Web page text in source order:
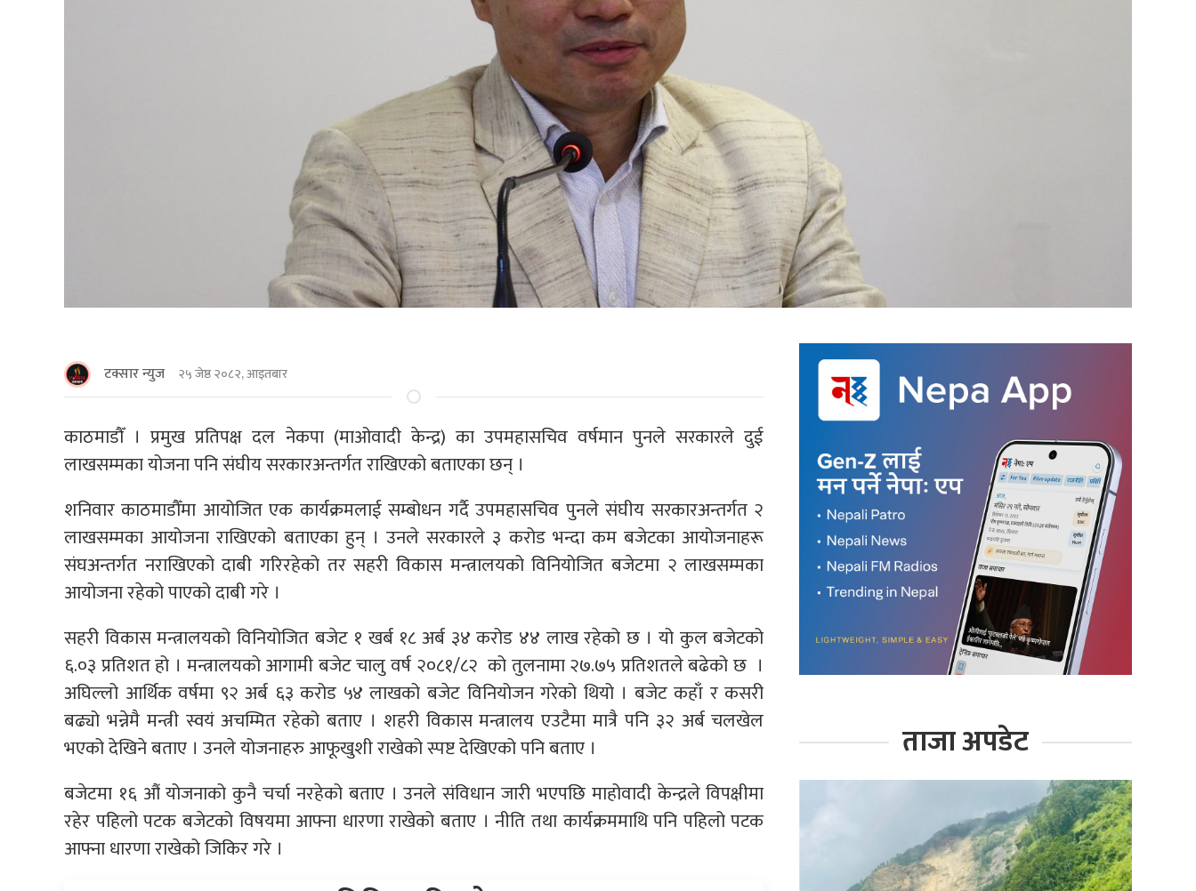
टक्सार न्युज २५ जेष्ठ २०८२, आइतबार
काठमाडाैँ । प्रमुख प्रतिपक्ष दल नेकपा (माओवादी केन्द्र) का उपमहासचिव वर्षमान पुनले सरकारले दुई
लाखसम्मका योजना पनि संघीय सरकारअन्तर्गत राखिएको बताएका छन् ।
शनिवार काठमाडौँमा आयोजित एक कार्यक्रमलाई सम्बोधन गर्दै उपमहासचिव पुनले संघीय सरकारअन्तर्गत २
लाखसम्मका आयोजना राखिएको बताएका हुन् । उनले सरकारले ३ करोड भन्दा कम बजेटका आयोजनाहरू
संघअन्तर्गत नराखिएको दाबी गरिरहेको तर सहरी विकास मन्त्रालयको विनियोजित बजेटमा २ लाखसम्मका
आयोजना रहेको पाएको दाबी गरे ।
सहरी विकास मन्त्रालयको विनियोजित बजेट १ खर्ब १८ अर्ब ३४ करोड ४४ लाख रहेको छ । यो कुल बजेटको
६.०३ प्रतिशत हो । मन्त्रालयको आगामी बजेट चालु वर्ष २०८१/८२ को तुलनामा २७.७५ प्रतिशतले बढेको छ ।
अघिल्लो आर्थिक वर्षमा ९२ अर्ब ६३ करोड ५४ लाखको बजेट विनियोजन गरेको थियो । बजेट कहाँ र कसरी
बढ्यो भन्नेमै मन्त्री स्वयं अचम्मित रहेको बताए । शहरी विकास मन्त्रालय एउटैमा मात्रै पनि ३२ अर्ब चलखेल
भएको देखिने बताए । उनले योजनाहरु आफूखुशी राखेको स्पष्ट देखिएको पनि बताए ।
बजेटमा १६ औं योजनाको कुनै चर्चा नरहेको बताए । उनले संविधान जारी भएपछि माहोवादी केन्द्रले विपक्षीमा
रहेर पहिलो पटक बजेटको विषयमा आफ्ना धारणा राखेको बताए । नीति तथा कार्यक्रममाथि पनि पहिलो पटक
आफ्ना धारणा राखेको जिकिर गरे ।
ताजा अपडेट